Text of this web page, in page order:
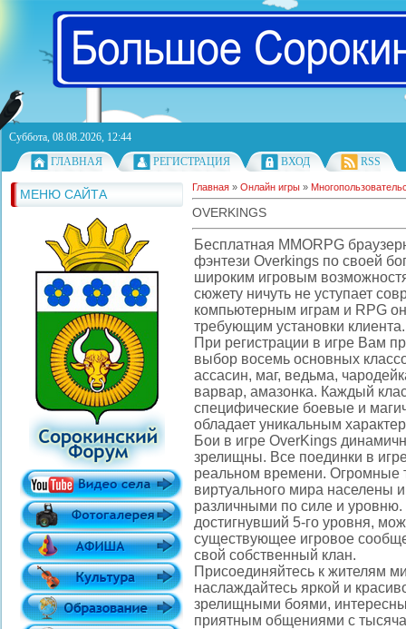
Суббота, 08.08.2026, 12:44
ГЛАВНАЯ
РЕГИСТРАЦИЯ ВХОД RSS
МЕНЮ САЙТА Главная » Онлайн игры »
OVERKINGS
Бесплатная MMORPG
фэнтези Overkings по своей
широким игровым
сюжету ничуть не уступает
компьютерным играм и RPG
требующим установки клиента.
При регистрации в игре Вам
выбор восемь основных
ассасин, маг, ведьма,
варвар, амазонка. Каждый
специфические боевые и
обладает уникальным
Бои в игре OverKings
зрелищны. Все поединки в
реальном времени. Огромные
виртуального мира населены
различными по силе и
достигнувший 5-го уровня,
существующее игровое
свой собственный клан.
Присоединяйтесь к жителям
наслаждайтесь яркой и
зрелищными боями,
приятным общениями с